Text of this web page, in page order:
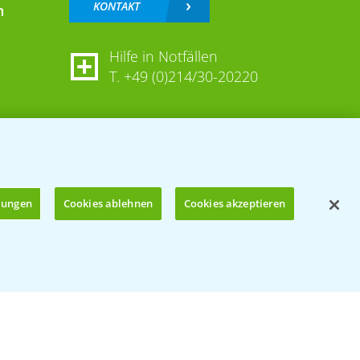
KONTAKT
Hilfe in Notfällen
T. +49 (0)214/30-20220
Cookies ablehnen Cookies akzeptieren